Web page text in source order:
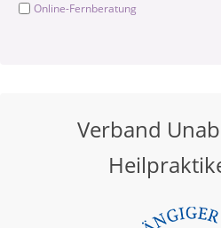
Online-Fernberatung
Verband